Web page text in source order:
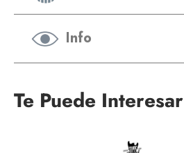
Info
Te Puede Interesar